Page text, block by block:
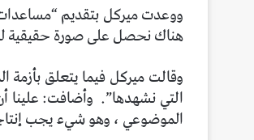
ووعدت ميركل بتقديم
هناك نحصل على صورة حقيقية
وقالت ميركل فيما يتعلق
التي نشهدها”. وأضافت: علينا
الموضوعي ، وهو شيء يجب